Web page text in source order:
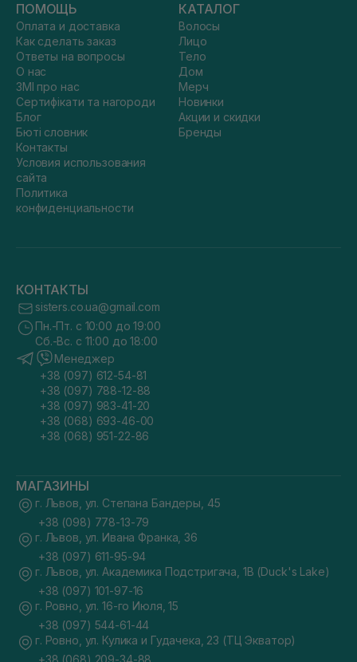
ПОМОЩЬ
Оплата и доставка
Как сделать заказ
Ответы на вопросы
О нас
ЗМІ про нас
Сертифікати та нагороди
Блог
Бюті словник
Контакты
Условия использования
сайта
Политика
конфиденциальности
КАТАЛОГ
Волосы
Лицо
Тело
Дом
Мерч
Новинки
Акции и скидки
Бренды
КОНТАКТЫ
sisters.co.ua@gmail.com
Пн.-Пт. с 10:00 до 19:00
Сб.-Вс. с 11:00 до 18:00
Менеджер
+38 (097) 612-54-81
+38 (097) 788-12-88
+38 (097) 983-41-20
+38 (068) 693-46-00
+38 (068) 951-22-86
МАГАЗИНЫ
г. Львов, ул. Степана Бандеры, 45
+38 (098) 778-13-79
г. Львов, ул. Ивана Франка, 36
+38 (097) 611-95-94
г. Львов, ул. Академика Подстригача, 1В (Duck's Lake)
+38 (097) 101-97-16
г. Ровно, ул. 16-го Июля, 15
+38 (097) 544-61-44
г. Ровно, ул. Кулика и Гудачека, 23 (ТЦ Экватор)
+38 (068) 209-34-88